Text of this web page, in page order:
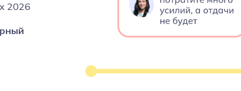
2026